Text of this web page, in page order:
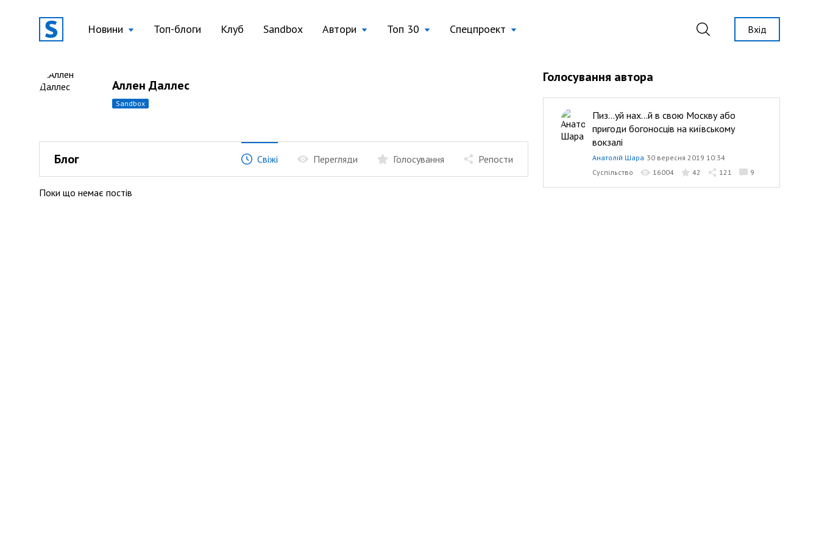
Новини Топ-блоги Клуб Sandbox Автори Топ 30 Спецпроект Вхід
Аллен Даллес
sandbox
Блог Свіжі Перегляди Голосування Репости
Поки що немає постів
Голосування автора
Пиз...уй нах...й в свою Москву або
пригоди богоносців на київському
вокзалі
Анатолій Шара 30 вересня 2019 10:34
Суспільство
16004 42 121 9